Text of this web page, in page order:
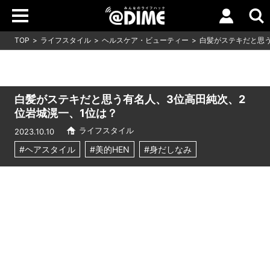
TOP ライフスタイル ヘルスケア・ビューティー 白髪がステキだと思
白髪がステキだと思う有名人、3位高田純次、2
位岩城滉一、1位は？
2023.10.10 ライフスタイル
#ヘアスタイル #美的HEN #身だしなみ